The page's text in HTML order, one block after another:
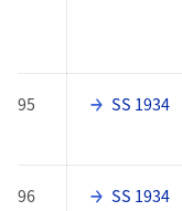
95 SS 1934
96 SS 1934